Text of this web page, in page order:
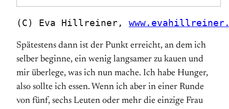
(C) Eva Hillreiner,
Spätestens dann ist der Punkt erreicht, an dem ich
selber beginne, ein wenig langsamer zu kauen und
mir überlege, was ich nun mache. Ich habe Hunger,
also sollte ich essen. Wenn ich aber in einer Runde
von fünf, sechs Leuten oder mehr die einzige Frau